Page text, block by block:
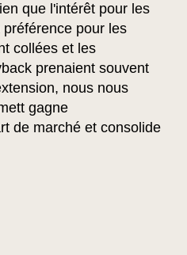
que l'intérêt pour les
pour les
collées et les
prenaient souvent
nous nous
gagne
de marché et consolide